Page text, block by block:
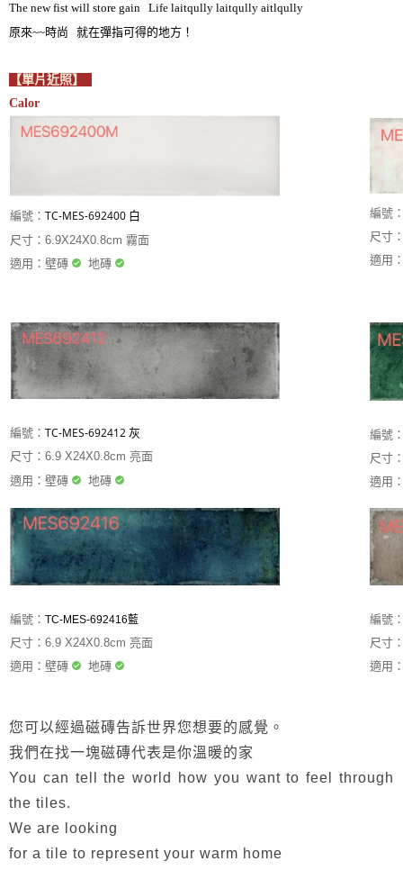
The new fist will store gain Life laitqully laitqully aitlqully
原來~~時尚 就在彈指可得的地方！
【單片近照】
Calor
編號： TC-MES-692400 白
尺寸：6.9X24X0.8cm 霧面
適用：壁磚
地磚
編號
尺寸
適用
編號： TC-MES-692412灰
尺寸：6.9 X24X0.8cm 亮面
適用：壁磚
地磚
編號
尺寸
適用
編號： TC-MES-692416藍
尺寸：6.9 X24X0.8cm 亮面
適用：壁磚
地磚
編號
尺寸
適用
您可以經過磁磚告訴世界您想要的感覺。
我們在找一塊磁磚代表是你溫暖的家
You can tell the world how you want to feel through
the tiles.
We are looking
for a tile to represent your warm home